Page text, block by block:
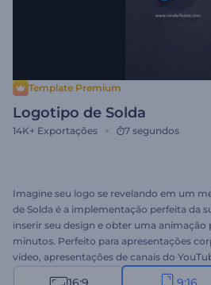
Template Premium
Logotipo de Solda
14K+ Exportações 7 segundos
Imagine seu logo se revelando em um
de Solda é a implementação perfeita da
inserir seu design e obter uma
minutos. Perfeito para apresentações
vídeo, apresentações de canais do
Surpreenda seu público agora.